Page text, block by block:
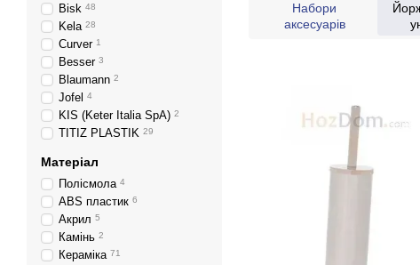
Набори
аксесуарів
Bisk 48
Kela 28
Curver 1
Besser 3
Blaumann 2
Jofel 4
KIS (Keter Italia SpA) 2
TITIZ PLASTIK 29
Матеріал
Полісмола 4
ABS пластик 6
Акрил 5
Камінь 2
Кераміка 71